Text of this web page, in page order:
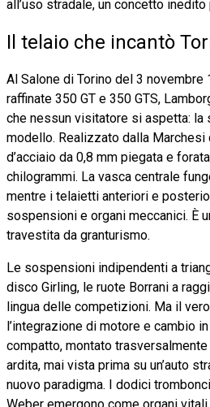
all’uso stradale, un concetto
Il telaio che incantò
Al Salone di Torino del 3 novembre
raffinate 350 GT e 350 GTS,
che nessun visitatore si aspetta: la
modello. Realizzato dalla Marchesi
d’acciaio da 0,8 mm piegata e
chilogrammi. La vasca centrale
mentre i telaietti anteriori e
sospensioni e organi meccanici. È
travestita da granturismo.
Le sospensioni indipendenti a
disco Girling, le ruote Borrani a
lingua delle competizioni. Ma il
l’integrazione di motore e cambio
compatto, montato
ardita, mai vista prima su un’auto
nuovo paradigma. I dodici